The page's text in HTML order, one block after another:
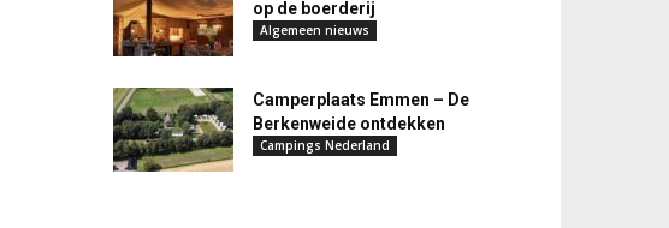
op de boerderij
Algemeen nieuws
Camperplaats Emmen – De
Berkenweide ontdekken
Campings Nederland